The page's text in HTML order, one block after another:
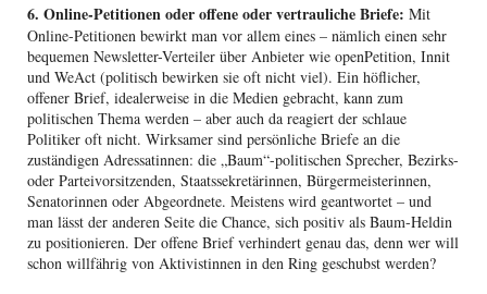
6. Online-Petitionen oder offene oder vertrauliche Briefe: Mit
Online-Petitionen bewirkt man vor allem eines – nämlich einen sehr
bequemen Newsletter-Verteiler über Anbieter wie openPetition, Innit
und WeAct (politisch bewirken sie oft nicht viel). Ein höflicher,
offener Brief, idealerweise in die Medien gebracht, kann zum
politischen Thema werden – aber auch da reagiert der schlaue
Politiker oft nicht. Wirksamer sind persönliche Briefe an die
zuständigen Adressatinnen: die „Baum“-politischen Sprecher, Bezirks-
oder Parteivorsitzenden, Staatssekretärinnen, Bürgermeisterinnen,
Senatorinnen oder Abgeordnete. Meistens wird geantwortet – und
man lässt der anderen Seite die Chance, sich positiv als Baum-Heldin
zu positionieren. Der offene Brief verhindert genau das, denn wer will
schon willfährig von Aktivistinnen in den Ring geschubst werden?